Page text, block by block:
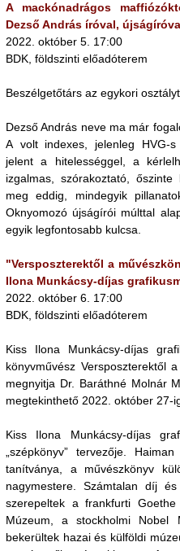
A mackónadrágos
Dezső András íróval,
2022. október 5. 17:00
BDK, földszinti előadóterem
Beszélgetőtárs az egykori
Dezső András neve ma már
A volt indexes, jelenleg HVG-
jelent a hitelességgel, a
izgalmas, szórakoztató,
meg eddig, mindegyik
Oknyomozó újságírói múlttal
egyik legfontosabb kulcsa.
"Versposzterektől a
Ilona Munkácsy-díjas
2022. október 6. 17:00
BDK, földszinti előadóterem
Kiss Ilona Munkácsy-díjas
könyvművész Versposzterektől
megnyitja Dr. Baráthné Molnár
megtekinthető 2022. október 27-
Kiss Ilona Munkácsy-díjas
„szépkönyv” tervezője.
tanítványa, a művészkönyv
nagymestere. Számtalan díj
sze­repeltek a frankfurti
Múzeum, a stockhol­mi Nobel
bekerültek hazai és külföldi